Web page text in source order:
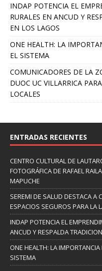
INDAP POTENCIA EL
RURALES EN ANCUD Y
EN LOS LAGOS
ONE HEALTH: LA
EL SISTEMA
COMUNICADORES DE LA
DUOC UC VILLARRICA
LOCALES
ENTRADAS RECIENTES
CENTRO CULTURAL DE
FOTOGRÁFICA DE RAFAEL
MAPUCHE
SEREMI DE SALUD DESTACA A
ESPACIOS SEGUROS PARA LA
INDAP POTENCIA EL
ANCUD Y RESPALDA
ONE HEALTH: LA
SISTEMA